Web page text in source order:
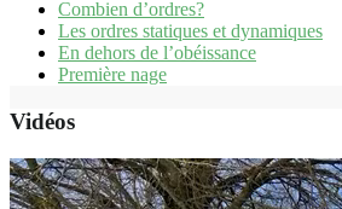
Combien d’ordres?
Les ordres statiques et dynamiques
En dehors de l’obéissance
Première nage
Vidéos